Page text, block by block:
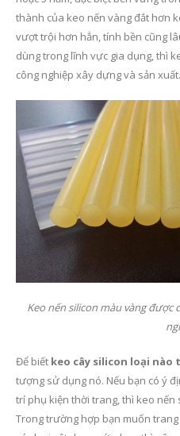
thành của keo nến vàng đắt hơn
vượt trội hơn hẳn, tính bền cũng
dùng trong lĩnh vực gia dụng, thì
công nghiệp xây dựng và sản xuất.
Keo nến silicon màu vàng
Để biết keo cây silicon loại nào
tượng sử dụng nó. Nếu bạn có ý
trí phụ kiện thời trang, thì keo nến
Trong trường hợp bạn muốn